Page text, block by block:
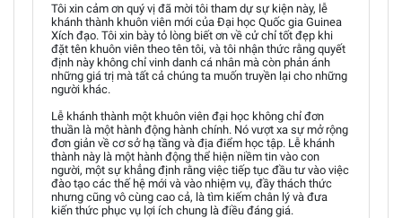
Tôi xin cảm ơn quý vị đã mời tôi tham dự sự kiện này, lễ
khánh thành khuôn viên mới của Đại học Quốc gia Guinea
Xích đạo. Tôi xin bày tỏ lòng biết ơn về cử chỉ tốt đẹp khi
đặt tên khuôn viên theo tên tôi, và tôi nhận thức rằng quyết
định này không chỉ vinh danh cá nhân mà còn phản ánh
những giá trị mà tất cả chúng ta muốn truyền lại cho những
người khác.
Lễ khánh thành một khuôn viên đại học không chỉ đơn
thuần là một hành động hành chính. Nó vượt xa sự mở rộng
đơn giản về cơ sở hạ tầng và địa điểm học tập. Lễ khánh
thành này là một hành động thể hiện niềm tin vào con
người, một sự khẳng định rằng việc tiếp tục đầu tư vào việc
đào tạo các thế hệ mới và vào nhiệm vụ, đầy thách thức
nhưng cũng vô cùng cao cả, là tìm kiếm chân lý và đưa
kiến thức phục vụ lợi ích chung là điều đáng giá.